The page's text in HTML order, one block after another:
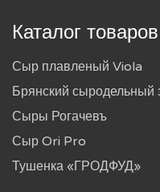
Каталог товаров
Сыр плавленый Viola
Брянский сыродельный
Сыры Рогачевъ
Сыр Ori Pro
Тушенка «ГРОДФУД»